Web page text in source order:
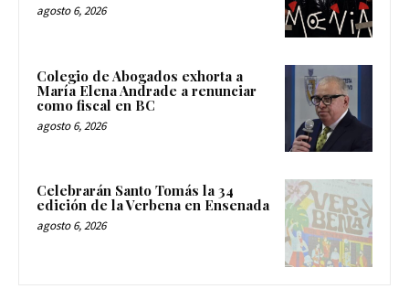
agosto 6, 2026
Colegio de Abogados exhorta a
María Elena Andrade a renunciar
como fiscal en BC
agosto 6, 2026
Celebrarán Santo Tomás la 34
edición de la Verbena en Ensenada
agosto 6, 2026